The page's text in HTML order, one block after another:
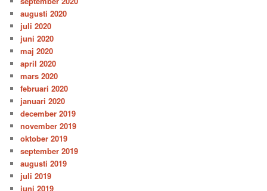
augusti 2020
juli 2020
juni 2020
maj 2020
april 2020
mars 2020
februari 2020
januari 2020
december 2019
november 2019
oktober 2019
september 2019
augusti 2019
juli 2019
juni 2019